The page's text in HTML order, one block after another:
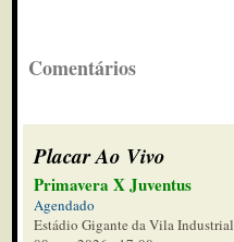
Comentários
Placar Ao Vivo
Primavera X Juventus
Agendado
Estádio Gigante da Vila Industrial